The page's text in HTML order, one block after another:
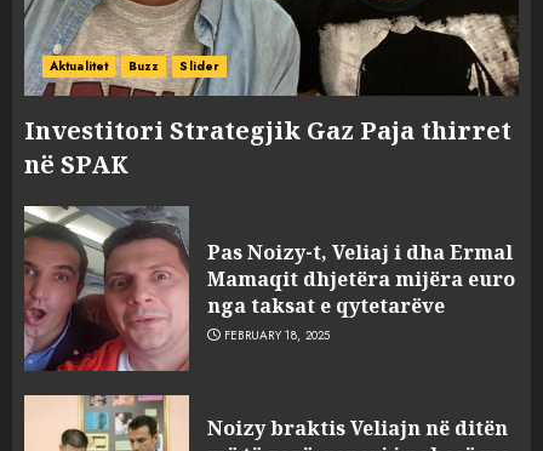
Aktualitet Buzz Slider
Investitori Strategjik Gaz Paja thirret
në SPAK
Pas Noizy-t, Veliaj i dha Ermal
Mamaqit dhjetëra mijëra euro
nga taksat e qytetarëve
FEBRUARY 18, 2025
Noizy braktis Veliajn në ditën
sulmuan “One Albania”,